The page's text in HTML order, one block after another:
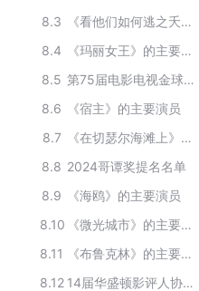
8.3
《看他们如何逃之夭夭》的主要演员
8.4
《玛丽女王》的主要演员
8.5
第75届电影电视金球奖获奖人物
8.6
《宿主》的主要演员
8.7
《在切瑟尔海滩上》的主要演员
8.8 2024哥谭奖提名名单
8.9
《海鸥》的主要演员
8.10
《微光城市》的主要演员
8.11
《布鲁克林》的主要演员
8.12
14届华盛顿影评人协会奖获奖人物